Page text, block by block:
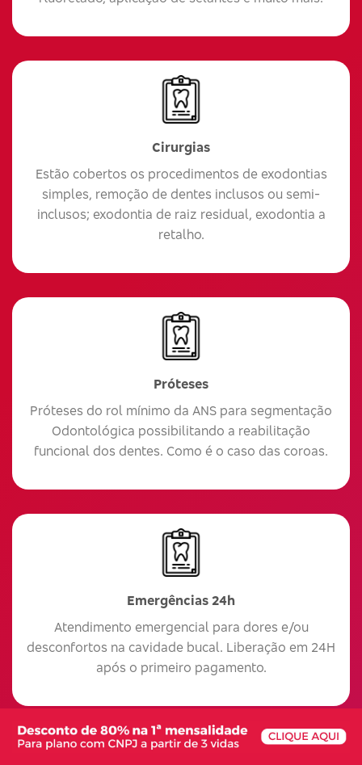
Cirurgias
Estão cobertos os procedimentos de exodontias
simples, remoção de dentes inclusos ou semi-
inclusos; exodontia de raiz residual, exodontia a
retalho.
Próteses
Próteses do rol mínimo da ANS para segmentação
Odontológica possibilitando a reabilitação
funcional dos dentes. Como é o caso das coroas.
Emergências 24h
Atendimento emergencial para dores e/ou
desconfortos na cavidade bucal. Liberação em 24H
após o primeiro pagamento.